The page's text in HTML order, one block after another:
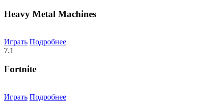
Heavy Metal Machines
Играть Подробнее
7.1
Fortnite
Играть Подробнее